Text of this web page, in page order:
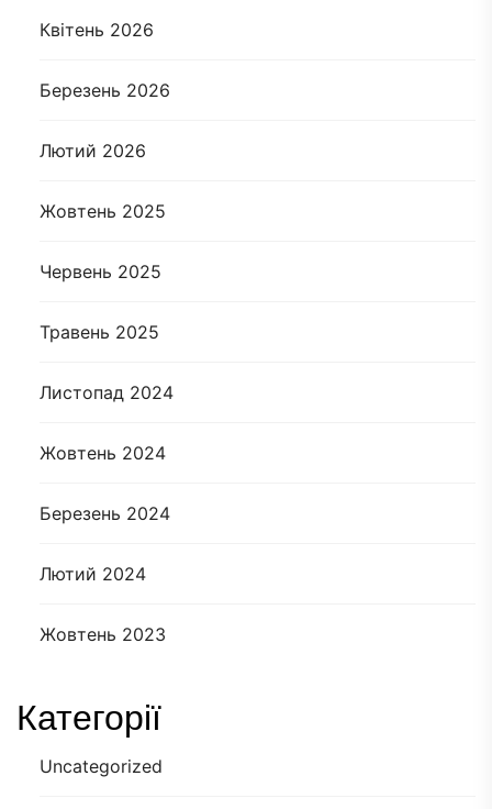
Квітень 2026
Березень 2026
Лютий 2026
Жовтень 2025
Червень 2025
Травень 2025
Листопад 2024
Жовтень 2024
Березень 2024
Лютий 2024
Жовтень 2023
Категорії
Uncategorized